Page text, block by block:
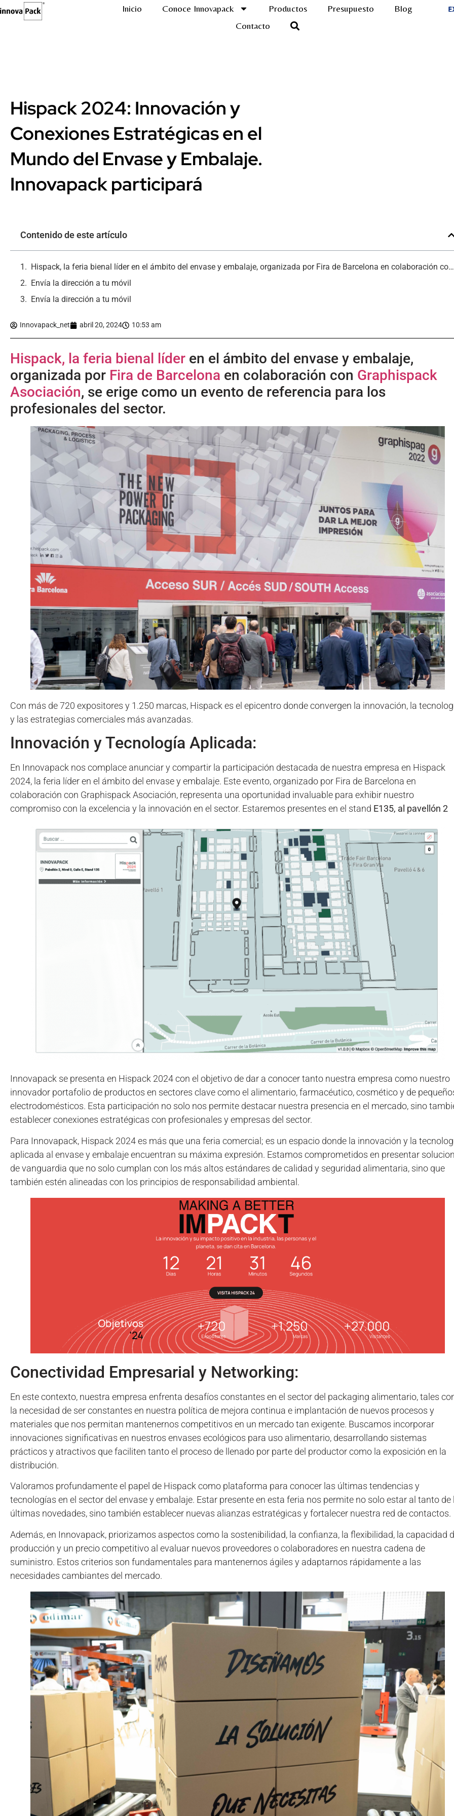
Inicio Conoce Innovapack Productos Presupuesto
Blog
Contacto
Hispack 2024: Innovación y
Conexiones Estratégicas en el
Mundo del Envase y Embalaje.
Innovapack participará
Contenido de este artículo
Hispack, la feria bienal líder en el ámbito del envase y embalaje, organizada por Fira de Barcelona en colaboración con Graphispack Asociación, se erige como un evento de referencia para los profesionales del sector.
Envía la dirección a tu móvil
Envía la dirección a tu móvil
Innovapack_net abril 20, 2024 10:53 am
Hispack, la feria bienal líder en el ámbito del envase y embalaje,
organizada por Fira de Barcelona en colaboración con Graphispack
Asociación, se erige como un evento de referencia para los
profesionales del sector.
Con más de 720 expositores y 1.250 marcas, Hispack es el epicentro donde convergen la innovación, la
y las estrategias comerciales más avanzadas.
Innovación y Tecnología Aplicada:
En Innovapack nos complace anunciar y compartir la participación destacada de nuestra empresa en Hispack
2024, la feria líder en el ámbito del envase y embalaje. Este evento, organizado por Fira de Barcelona en
colaboración con Graphispack Asociación, representa una oportunidad invaluable para exhibir nuestro
compromiso con la excelencia y la innovación en el sector. Estaremos presentes en el stand E135, al pavellón 2
Innovapack se presenta en Hispack 2024 con el objetivo de dar a conocer tanto nuestra empresa como nuestro
innovador portafolio de productos en sectores clave como el alimentario, farmacéutico, cosmético y de
electrodomésticos. Esta participación no solo nos permite destacar nuestra presencia en el mercado, sino
establecer conexiones estratégicas con profesionales y empresas del sector.
Para Innovapack, Hispack 2024 es más que una feria comercial; es un espacio donde la innovación y la
aplicada al envase y embalaje encuentran su máxima expresión. Estamos comprometidos en presentar
de vanguardia que no solo cumplan con los más altos estándares de calidad y seguridad alimentaria, sino que
también estén alineadas con los principios de responsabilidad ambiental.
Conectividad Empresarial y Networking:
En este contexto, nuestra empresa enfrenta desafíos constantes en el sector del packaging alimentario, tales
la necesidad de ser constantes en nuestra política de mejora continua e implantación de nuevos procesos y
materiales que nos permitan mantenernos competitivos en un mercado tan exigente. Buscamos incorporar
innovaciones significativas en nuestros envases ecológicos para uso alimentario, desarrollando sistemas
prácticos y atractivos que faciliten tanto el proceso de llenado por parte del productor como la exposición en la
distribución.
Valoramos profundamente el papel de Hispack como plataforma para conocer las últimas tendencias y
tecnologías en el sector del envase y embalaje. Estar presente en esta feria nos permite no solo estar al tanto de
últimas novedades, sino también establecer nuevas alianzas estratégicas y fortalecer nuestra red de contactos.
Además, en Innovapack, priorizamos aspectos como la sostenibilidad, la confianza, la flexibilidad, la capacidad
producción y un precio competitivo al evaluar nuevos proveedores o colaboradores en nuestra cadena de
suministro. Estos criterios son fundamentales para mantenernos ágiles y adaptarnos rápidamente a las
necesidades cambiantes del mercado.